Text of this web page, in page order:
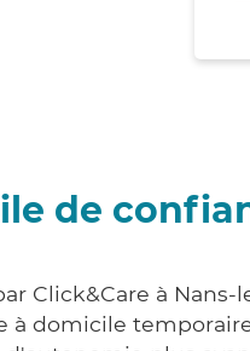
de
Click&Care à Nans-
domicile